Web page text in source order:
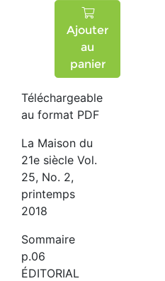
Ajouter
au
panier
Téléchargeable
au format PDF
La Maison du
21e siècle Vol.
25, No. 2,
printemps
2018
Sommaire
p.06
ÉDITORIAL